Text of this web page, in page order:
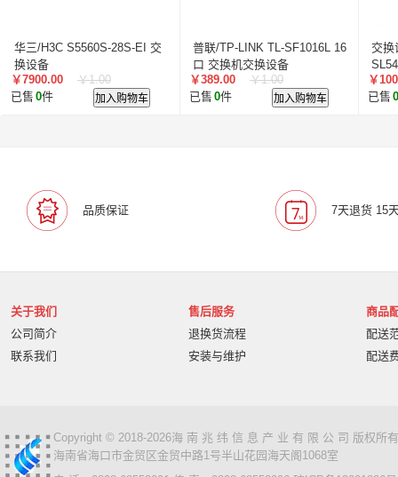
华三/H3C S5560S-28S-EI 交
换设备
￥7900.00
￥1.00
已售 0件 加入购物车
普联/TP-LINK TL-SF1016L 16
口 交换机交换设备
￥389.00
￥1.00
已售 0件 加入购物车
交换
￥
已售 0
品质保证 7天退货 15
关于我们
公司简介
联系我们
售后服务
退换货流程
安装与维护
商品
配送
配送
Copyright © 2018-2026海 南 兆 纬 信 息 产 业 有 限 公 司 版权所
海南省海口市金贸区金贸中路1号半山花园海天阁1068室